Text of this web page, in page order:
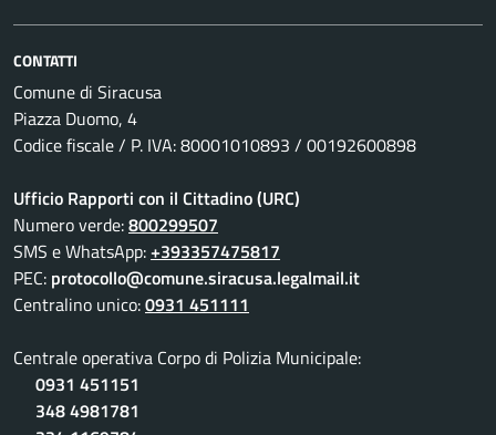
CONTATTI
Comune di Siracusa
Piazza Duomo, 4
Codice fiscale / P. IVA: 80001010893 / 00192600898
Ufficio Rapporti con il Cittadino (URC)
Numero verde:800299507
SMS e WhatsApp:+393357475817
PEC: protocollo@comune.siracusa.legalmail.it
Centralino unico:0931 451111
Centrale operativa Corpo di Polizia Municipale:
0931 451151
348 4981781